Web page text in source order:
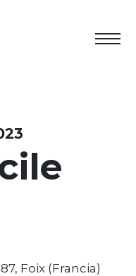
Esposizione
culturale
Residence
Affitto spazi
Foix (Francia)